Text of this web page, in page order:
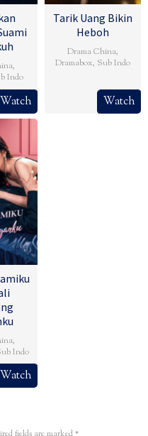
,
Indo
Watch
Tarik Uang Bikin
Heboh
Drama China,
Dramabox, Sub Indo
Watch
,
Indo
Watch